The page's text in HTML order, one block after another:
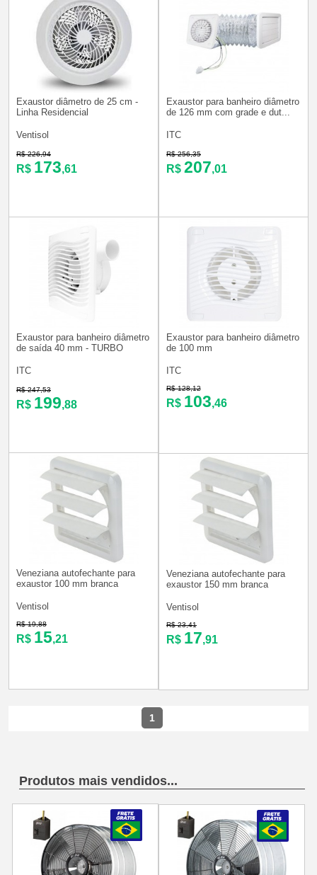
Exaustor diâmetro de 25 cm -
Linha Residencial
Ventisol
R$ 226,94
R$ 173,61
Exaustor para banheiro diâmetro
de 126 mm com grade e dut...
ITC
R$ 256,35
R$ 207,01
Exaustor para banheiro diâmetro
de saída 40 mm - TURBO
ITC
R$ 247,53
R$ 199,88
Exaustor para banheiro diâmetro
de 100 mm
ITC
R$ 128,12
R$ 103,46
Veneziana autofechante para
exaustor 100 mm branca
Ventisol
R$ 19,88
R$ 15,21
Veneziana autofechante para
exaustor 150 mm branca
Ventisol
R$ 23,41
R$ 17,91
1
Produtos mais vendidos...